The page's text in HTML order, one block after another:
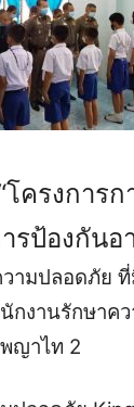
ครงการ
รป้องกัน
ามปลอดภัย
กงานรักษาค
ญาไท 2